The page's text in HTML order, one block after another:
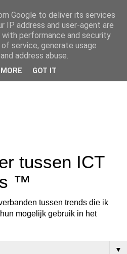
tussen ICT
™
tussen trends die ik
mogelijk gebruik in het
▼
Google to deliver its services
IP address and user-agent are
performance and security
service, generate usage
address abuse.
GOT IT